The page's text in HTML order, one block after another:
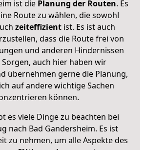
ist diePlanung der Routen. Es
Route zu wählen, die sowohl
zeiteffizientist. Es ist auch
dass die Route frei von
und anderen Hindernissen
Sorgen, auch hier haben wir
übernehmen gerne die Planung,
auf andere wichtige Sachen
können.
es viele Dinge zu beachten bei
nach Bad Gandersheim. Es ist
zu nehmen, um alle Aspekte des